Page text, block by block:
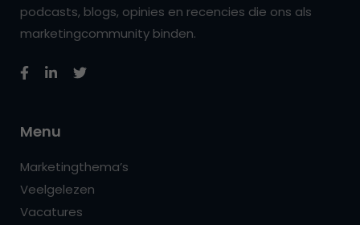
podcasts, blogs, opinies en recencies die ons als
marketingcommunity binden.
Menu
Marketingthema’s
Veelgelezen
Vacatures